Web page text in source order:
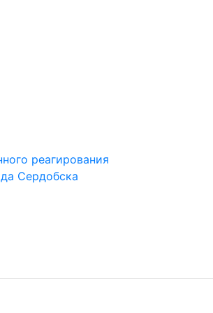
реагирования
Сердобска